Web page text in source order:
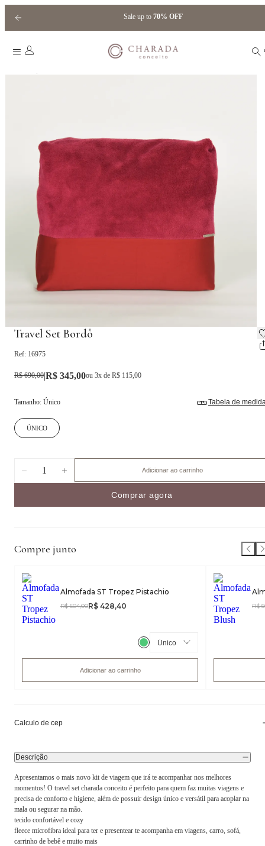
Sale up to 70% OFF
Travel Set Bordô
Ref: 16975
R$ 690,00|R$ 345,00ou 3x de R$ 115,00
Tamanho: Único Tabela de
ÚNICO
1 Adicionar ao carrinho
Comprar agora
Compre junto
Almofada ST Tropez Pistachio
R$ 504,00R$ 428,40
Adicionar ao carrinho
R$
Calculo de cep
Descrição
Apresentamos o mais novo kit de viagem que irá te acompanhar nos melhores
momentos! O travel set charada conceito é perfeito para quem faz muitas viagens e
precisa de conforto e higiene, além de possuir design único e versátil para acoplar na
mala ou segurar na mão.
tecido confortável e cozy
fleece microfibra ideal para ter e presentear te acompanha em viagens, carro, sofá,
carrinho de bebê e muito mais